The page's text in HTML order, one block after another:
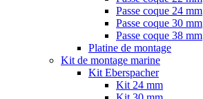
Passe coque 24 mm
Passe coque 30 mm
Passe coque 38 mm
Platine de montage
Kit de montage marine
Kit Eberspacher
Kit 24 mm